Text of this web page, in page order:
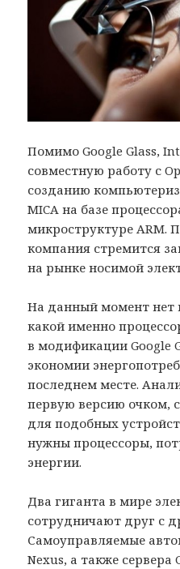
Помимо Google Glass,
совместную работу с
созданию
MICA на базе
микроструктуре ARM.
компания стремится
на рынке носимой
На данный момент нет
какой именно
в модификации Google
экономии
последнем месте.
первую версию очком,
для подобных
нужны процессоры,
энергии.
Два гиганта в мире
сотрудничают друг с
Самоуправляемые
Nexus, а также сервера